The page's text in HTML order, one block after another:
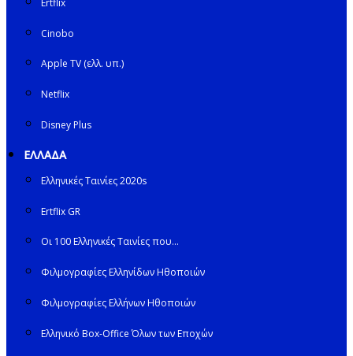
Cinobo
Apple TV (ελλ. υπ.)
Netflix
Disney Plus
ΕΛΛΑΔΑ
Ελληνικές Ταινίες 2020s
Ertflix GR
Οι 100 Ελληνικές Ταινίες που…
Φιλμογραφίες Ελληνίδων Ηθοποιών
Φιλμογραφίες Ελλήνων Ηθοποιών
Ελληνικό Box-Office Όλων των Εποχών